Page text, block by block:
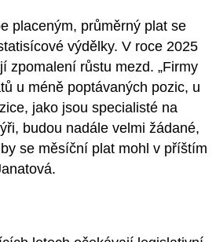
placeným, průměrný plat se
výdělky. V roce 2025
zpomalení růstu mezd. „Firmy
u méně poptávaných pozic, u
jako jsou specialisté na
budou nadále velmi žádané,
se měsíční plat mohl v příštím